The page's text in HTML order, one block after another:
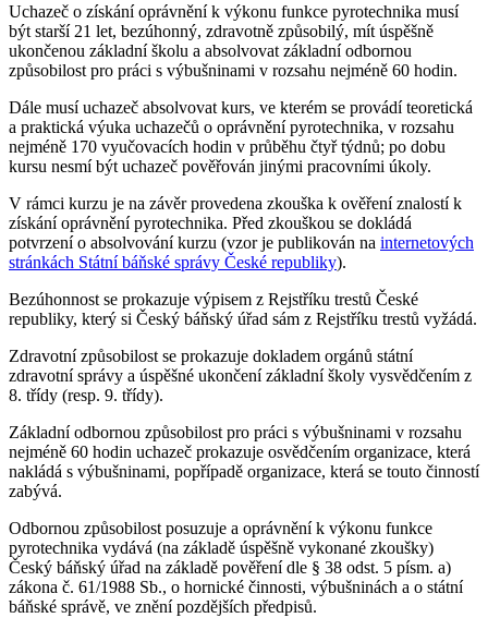
Uchazeč o získání oprávnění k výkonu funkce pyrotechnika musí
být starší 21 let, bezúhonný, zdravotně způsobilý, mít úspěšně
ukončenou základní školu a absolvovat základní odbornou
způsobilost pro práci s výbušninami v rozsahu nejméně 60 hodin.
Dále musí uchazeč absolvovat kurs, ve kterém se provádí teoretická
a praktická výuka uchazečů o oprávnění pyrotechnika, v rozsahu
nejméně 170 vyučovacích hodin v průběhu čtyř týdnů; po dobu
kursu nesmí být uchazeč pověřován jinými pracovními úkoly.
V rámci kurzu je na závěr provedena zkouška k ověření znalostí k
získání oprávnění pyrotechnika. Před zkouškou se dokládá
potvrzení o absolvování kurzu (vzor je publikován na internetových
stránkách Státní báňské správy České republiky).
Bezúhonnost se prokazuje výpisem z Rejstříku trestů České
republiky, který si Český báňský úřad sám z Rejstříku trestů vyžádá.
Zdravotní způsobilost se prokazuje dokladem orgánů státní
zdravotní správy a úspěšné ukončení základní školy vysvědčením z
8. třídy (resp. 9. třídy).
Základní odbornou způsobilost pro práci s výbušninami v rozsahu
nejméně 60 hodin uchazeč prokazuje osvědčením organizace, která
nakládá s výbušninami, popřípadě organizace, která se touto činností
zabývá.
Odbornou způsobilost posuzuje a oprávnění k výkonu funkce
pyrotechnika vydává (na základě úspěšně vykonané zkoušky)
Český báňský úřad na základě pověření dle § 38 odst. 5 písm. a)
zákona č. 61/1988 Sb., o hornické činnosti, výbušninách a o státní
báňské správě, ve znění pozdějších předpisů.